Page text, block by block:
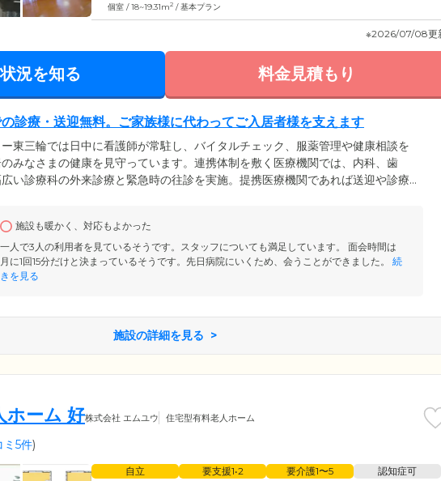
個室 / 18~19.31m2 / 基本プラン
※2026/07/08更
況を知る 料金見積もり
診療・送迎無料。ご家族様に代わってご入居者様を支えます
東三輪では日中に看護師が常駐し、バイタルチェック、服薬管理や健康相談を
みなさまの健康を見守っています。連携体制を敷く医療機関では、内科、歯
い診療科の外来診療と緊急時の往診を実施。提携医療機関であれば送迎や診療
設とするため。入居金は0円。経済的不安で入居をお悩みの方も、ぜひ一度お問い
施設も暖かく、対応もよかった
一人で3人の利用者を見ているそうです。スタッフについても満足しています。 面会時間は
月に1回15分だけと決まっているそうです。先日病院にいくため、会うことができました。
続
きを見る
施設の詳細を見る
ホーム 好株式会社 エムユウ 住宅型有料老人ホーム
ミ5件)
自立 要支援1•2 要介護1〜5 認知症可